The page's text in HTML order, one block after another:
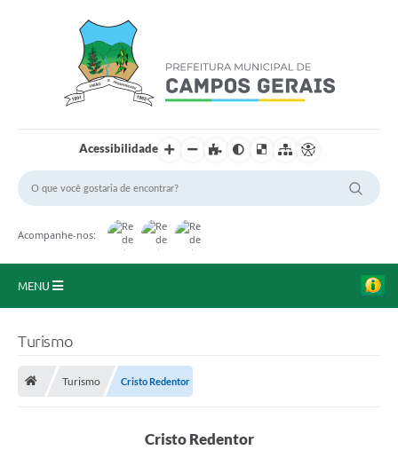
Acessibilidade
Acompanhe-nos:
MENU
Turismo
Turismo Cristo Redentor
Cristo Redentor